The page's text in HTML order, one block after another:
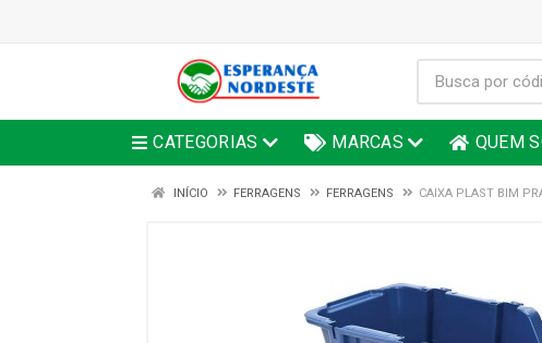
CATEGORIAS MARCAS QUEM
INÍCIO FERRAGENS FERRAGENS CAIXA PLAST BIM